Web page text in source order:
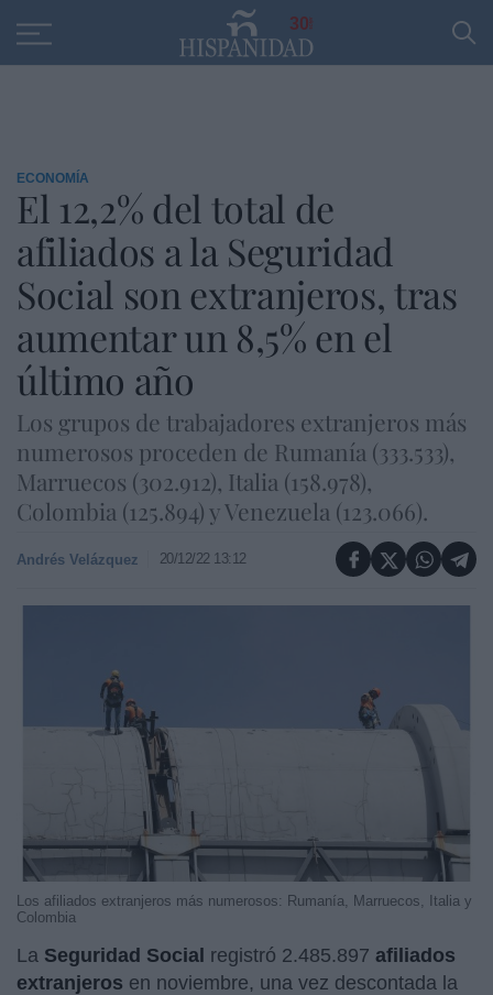
30
ECONOMÍA
El 12,2% del total de
afiliados a la Seguridad
Social son extranjeros, tras
aumentar un 8,5% en el
último año
Los grupos de trabajadores extranjeros más
numerosos proceden de Rumanía (333.533),
Marruecos (302.912), Italia (158.978),
Colombia (125.894) y Venezuela (123.066).
Andrés Velázquez 20/12/22 13:12
Los afiliados extranjeros más numerosos: Rumanía, Marruecos, Italia y
Colombia
La Seguridad Social registró 2.485.897 afiliados
extranjeros en noviembre, una vez descontada la